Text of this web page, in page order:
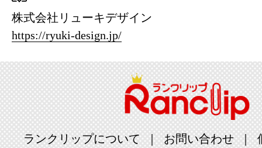
株式会社リューキデザイン
https://ryuki-design.jp/
ランクリップについて お問い合わせ